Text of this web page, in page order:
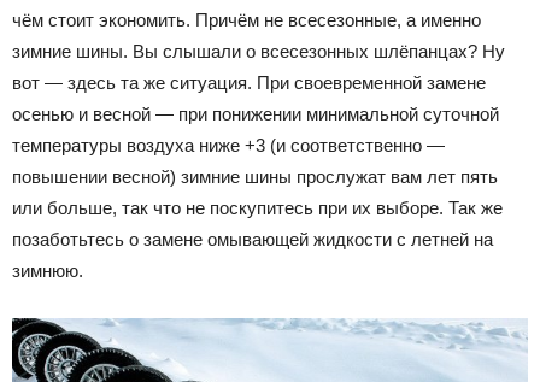
чём стоит экономить. Причём не всесезонные, а именно
зимние шины. Вы слышали о всесезонных шлёпанцах? Ну
вот — здесь та же ситуация. При своевременной замене
осенью и весной — при понижении минимальной суточной
температуры воздуха ниже +3 (и соответственно —
повышении весной) зимние шины прослужат вам лет пять
или больше, так что не поскупитесь при их выборе. Так же
позаботьтесь о замене омывающей жидкости с летней на
зимнюю.